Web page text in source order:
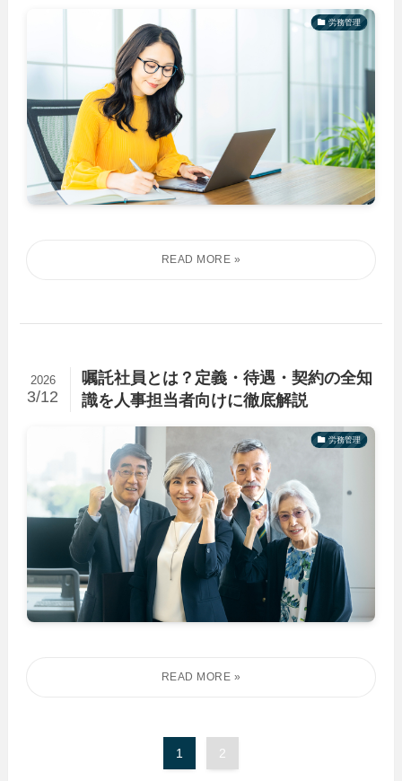
労務管理
嘱託社員とは？定義・待遇・契約の全知
識を人事担当者向けに徹底解説
2026
3/12
労務管理
1 2